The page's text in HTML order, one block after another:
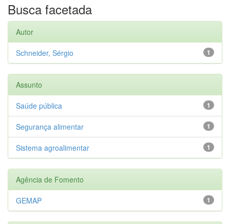
Busca facetada
Autor
1
Schneider, Sérgio
Assunto
1
Saúde pública
1
Segurança alimentar
1
Sistema agroalimentar
Agência de Fomento
1
GEMAP